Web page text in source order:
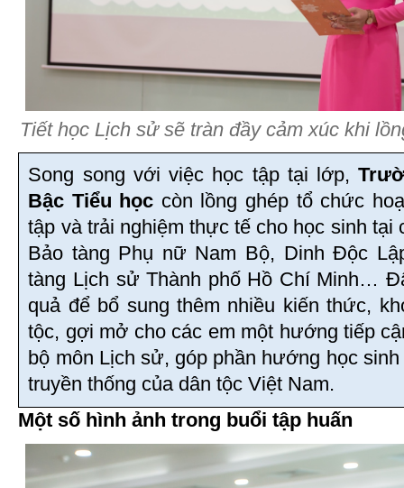
Tiết học Lịch sử sẽ tràn đầy cảm xúc khi
Song song với việc học tập tại lớp,
Bậc Tiểu học còn lồng ghép tổ chức
tập và trải nghiệm thực tế cho học sinh
Bảo tàng Phụ nữ Nam Bộ, Dinh Độc
tàng Lịch sử Thành phố Hồ Chí Minh…
quả để bổ sung thêm nhiều kiến thức,
tộc, gợi mở cho các em một hướng tiếp
bộ môn Lịch sử, góp phần hướng học
truyền thống của dân tộc Việt Nam.
Một số hình ảnh trong buổi tập huấn